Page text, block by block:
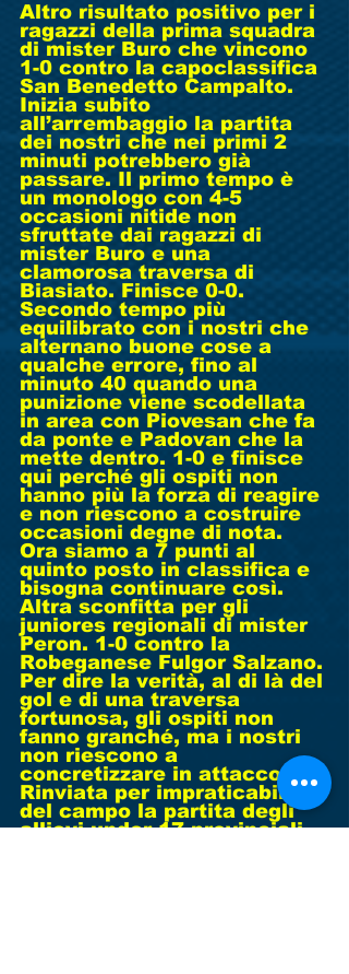
Altro risultato positivo per i
ragazzi della prima squadra
di mister Buro che vincono
1-0 contro la capoclassifica
San Benedetto Campalto.
Inizia subito
all’arrembaggio la partita
dei nostri che nei primi 2
minuti potrebbero già
passare. Il primo tempo è
un monologo con 4-5
occasioni nitide non
sfruttate dai ragazzi di
mister Buro e una
clamorosa traversa di
Biasiato. Finisce 0-0.
Secondo tempo più
equilibrato con i nostri che
alternano buone cose a
qualche errore, fino al
minuto 40 quando una
punizione viene scodellata
in area con Piovesan che fa
da ponte e Padovan che la
mette dentro. 1-0 e finisce
qui perché gli ospiti non
hanno più la forza di reagire
e non riescono a costruire
occasioni degne di nota.
Ora siamo a 7 punti al
quinto posto in classifica e
bisogna continuare così.
Altra sconfitta per gli
juniores regionali di mister
Peron. 1-0 contro la
Robeganese Fulgor Salzano.
Per dire la verità, al di là del
gol e di una traversa
fortunosa, gli ospiti non
fanno granché, ma i nostri
non riescono a
concretizzare in attacco.
Rinviata per impraticabilità
del campo la partita degli
allievi under 17 provinciali